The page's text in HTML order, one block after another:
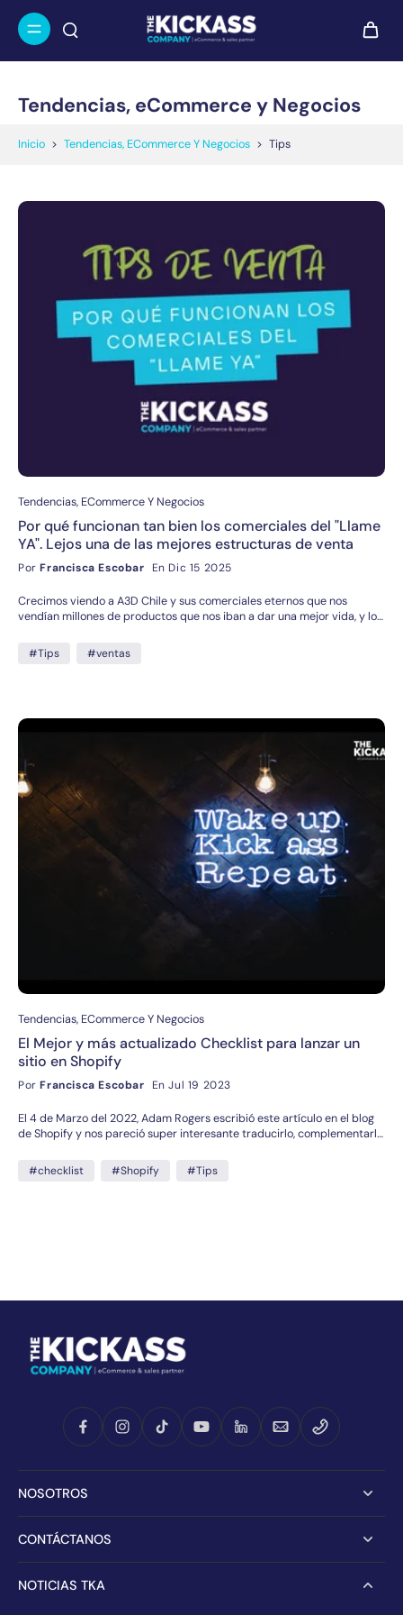
Tendencias, eCommerce y Negocios
Inicio > Tendencias, ECommerce Y Negocios > Tips
Tendencias, ECommerce Y Negocios
Por qué funcionan tan bien los comerciales del "Llame
YA". Lejos una de las mejores estructuras de venta
PorFrancisca Escobar En Dic 15 2025
Crecimos viendo a A3D Chile y sus comerciales eternos que nos
vendían millones de productos que nos iban a dar una mejor vida, y lo
#Tips
#ventas
Tendencias, ECommerce Y Negocios
El Mejor y más actualizado Checklist para lanzar un
sitio en Shopify
PorFrancisca Escobar En Jul 19 2023
El 4 de Marzo del 2022, Adam Rogers escribió este artículo en el blog
de Shopify y nos pareció super interesante traducirlo, complementarlo
comentan apliquen mucho para el mercado Norteamericano, peor hay
buenos datos y tips que también nos pueden servir aquí en
#checklist #Shopify #Tips
NOSOTROS
CONTÁCTANOS
NOTICIAS TKA